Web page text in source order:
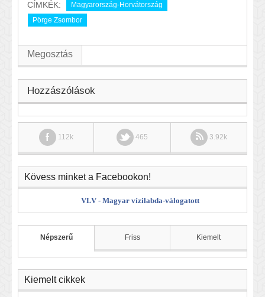
CÍMKÉK:
Magyarország-Horvátország
Pörge Zsombor
Megosztás
Hozzászólások
112k 465 3.92k
Kövess minket a Facebookon!
VLV - Magyar vízilabda-válogatott
Népszerű Friss Kiemelt
Kiemelt cikkek